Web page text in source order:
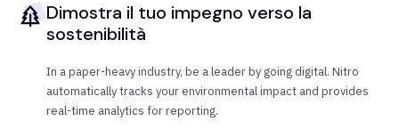
Dimostra il tuo impegno verso la
sostenibilità
In a paper-heavy industry, be a leader by going digital. Nitro
automatically tracks your environmental impact and provides
real-time analytics for reporting.